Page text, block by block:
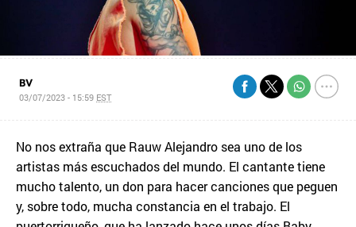
BV
03/07/2023 - 15:59 EST
No nos extraña que Rauw Alejandro sea uno de los
artistas más escuchados del mundo. El cantante tiene
mucho talento, un don para hacer canciones que peguen
y, sobre todo, mucha constancia en el trabajo. El